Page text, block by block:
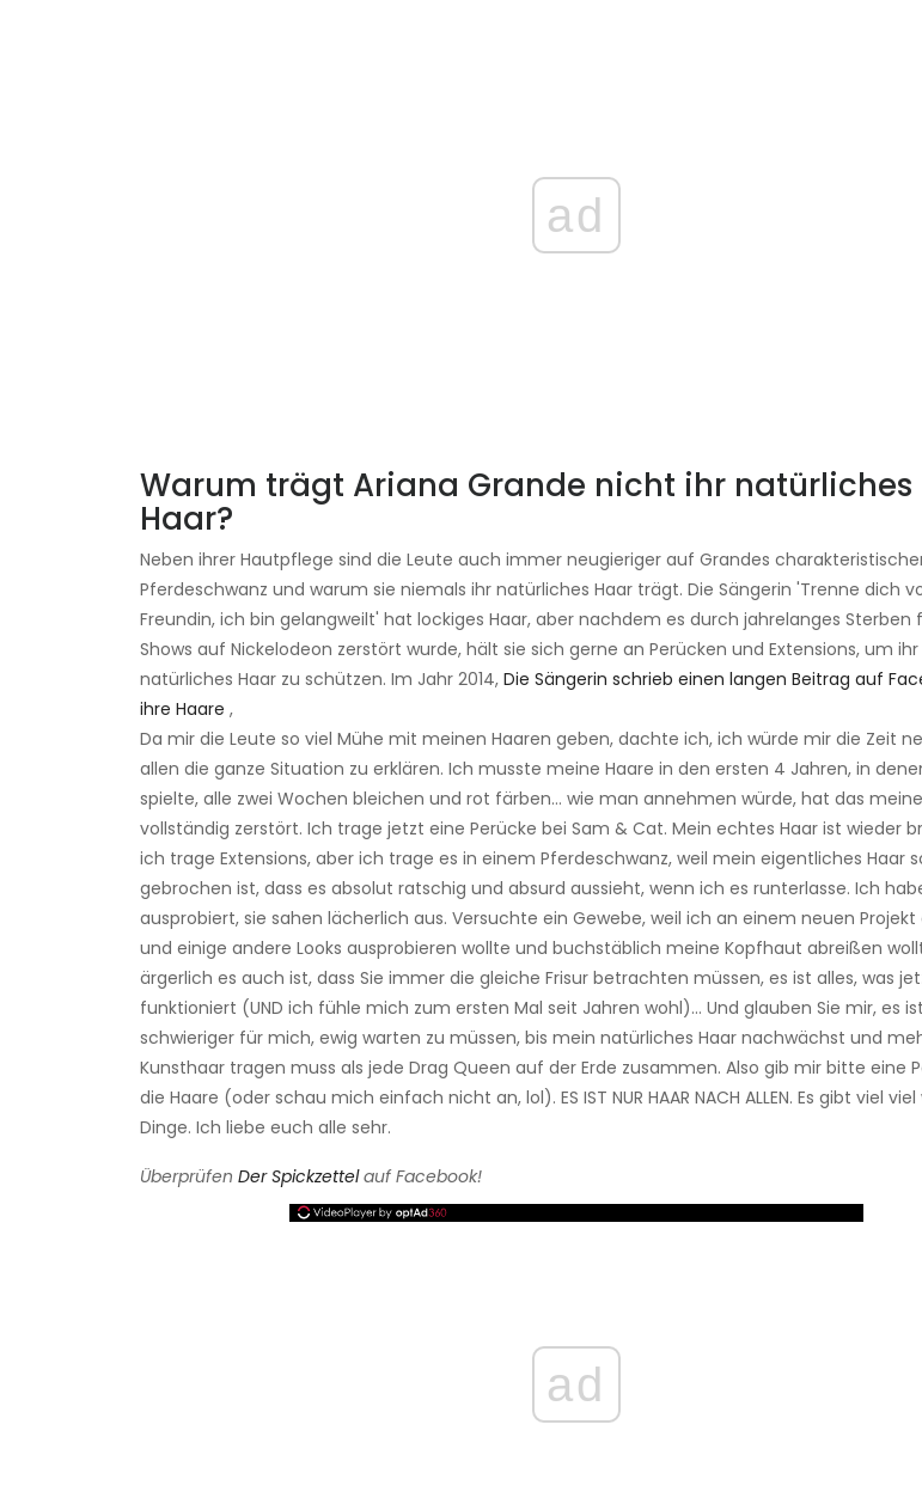
ad
Warum trägt Ariana Grande nicht ihr natürliches
Haar?
Neben ihrer Hautpflege sind die Leute auch immer neugieriger auf Grandes
Pferdeschwanz und warum sie niemals ihr natürliches Haar trägt. Die Sängerin 'Trenne dich
Freundin, ich bin gelangweilt' hat lockiges Haar, aber nachdem es durch jahrelanges Sterben
Shows auf Nickelodeon zerstört wurde, hält sie sich gerne an Perücken und Extensions, um ihr
natürliches Haar zu schützen. Im Jahr 2014, Die Sängerin schrieb einen langen Beitrag auf
ihre Haare ,
Da mir die Leute so viel Mühe mit meinen Haaren geben, dachte ich, ich würde mir die Zeit
allen die ganze Situation zu erklären. Ich musste meine Haare in den ersten 4 Jahren, in
spielte, alle zwei Wochen bleichen und rot färben… wie man annehmen würde, hat das
vollständig zerstört. Ich trage jetzt eine Perücke bei Sam & Cat. Mein echtes Haar ist wieder
ich trage Extensions, aber ich trage es in einem Pferdeschwanz, weil mein eigentliches Haar
gebrochen ist, dass es absolut ratschig und absurd aussieht, wenn ich es runterlasse. Ich
ausprobiert, sie sahen lächerlich aus. Versuchte ein Gewebe, weil ich an einem neuen
und einige andere Looks ausprobieren wollte und buchstäblich meine Kopfhaut abreißen
ärgerlich es auch ist, dass Sie immer die gleiche Frisur betrachten müssen, es ist alles, was
funktioniert (UND ich fühle mich zum ersten Mal seit Jahren wohl)… Und glauben Sie mir, es
schwieriger für mich, ewig warten zu müssen, bis mein natürliches Haar nachwächst und
Kunsthaar tragen muss als jede Drag Queen auf der Erde zusammen. Also gib mir bitte eine
die Haare (oder schau mich einfach nicht an, lol). ES IST NUR HAAR NACH ALLEN. Es gibt viel
Dinge. Ich liebe euch alle sehr.
Überprüfen Der Spickzettelauf Facebook!
ad